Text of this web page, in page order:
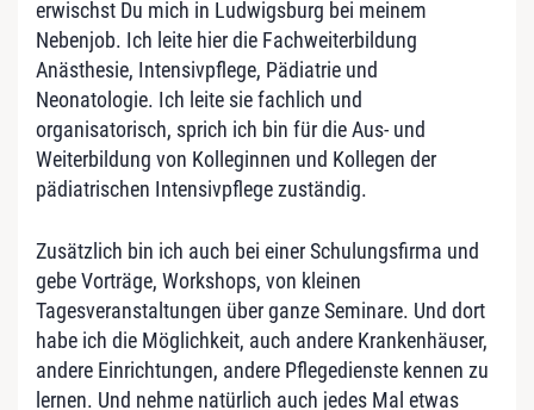
erwischst Du mich in Ludwigsburg bei meinem
Nebenjob. Ich leite hier die Fachweiterbildung
Anästhesie, Intensivpflege, Pädiatrie und
Neonatologie. Ich leite sie fachlich und
organisatorisch, sprich ich bin für die Aus- und
Weiterbildung von Kolleginnen und Kollegen der
pädiatrischen Intensivpflege zuständig.
Zusätzlich bin ich auch bei einer Schulungsfirma und
gebe Vorträge, Workshops, von kleinen
Tagesveranstaltungen über ganze Seminare. Und dort
habe ich die Möglichkeit, auch andere Krankenhäuser,
andere Einrichtungen, andere Pflegedienste kennen zu
lernen. Und nehme natürlich auch jedes Mal etwas